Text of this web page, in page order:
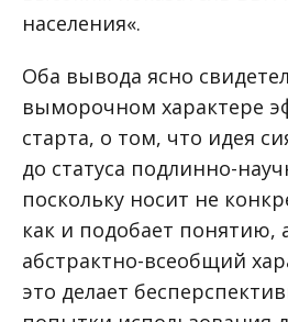
населения«.
Оба вывода ясно
выморочном характере
старта, о том, что идея
до статуса подлинно-
поскольку носит не
как и подобает понятию,
абстрактно-всеобщий
это делает